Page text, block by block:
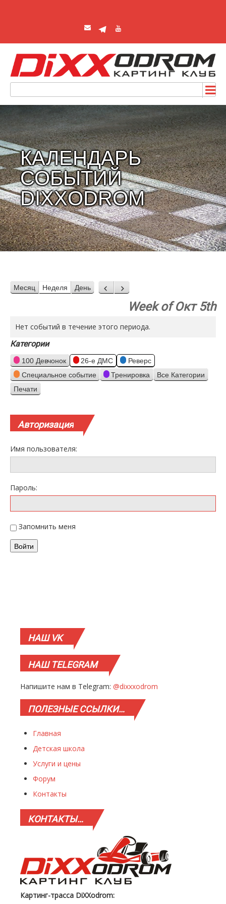
КАЛЕНДАРЬ
СОБЫТИЙ
DIXXODROM
Месяц Неделя День Назад
Вперед
Week of Окт 5th
Нет событий в течение этого периода.
Категории
100 Девчонок 26-е ДМС
Реверс
Специальное событие
Тренировка Все Категории
Просмотр
Печати
Авторизация
Имя пользователя:
Пароль:
Запомнить меня
Войти
НАШVK
НАШTELEGRAM
Напишите нам в Telegram: @dixxxodrom
ПОЛЕЗНЫЕССЫЛКИ…
Главная
Детская школа
Услуги и цены
Форум
Контакты
КОНТАКТЫ…
Картинг-трасса DiXXodrom: